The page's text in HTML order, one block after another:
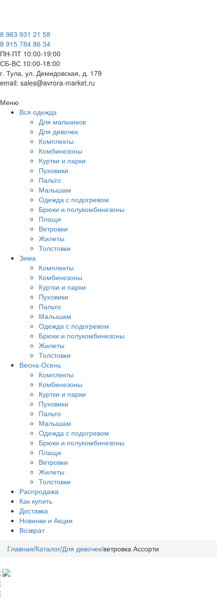
8 963 931 21 58
8 915 784 86 34
ПН-ПТ 10:00-19:00
СБ-ВС 10:00-18:00
г. Тула, ул. Демидовская, д. 179
email: sales@avrora-market.ru
Меню
Вся одежда
Для мальчиков
Для девочек
Комплекты
Комбинезоны
Куртки и парки
Пуховики
Пальто
Малышам
Одежда с подогревом
Брюки и полукомбинезоны
Плащи
Ветровки
Жилеты
Толстовки
Зима
Комплекты
Комбинезоны
Куртки и парки
Пуховики
Пальто
Малышам
Одежда с подогревом
Брюки и полукомбинезоны
Жилеты
Толстовки
Весна-Осень
Комплекты
Комбинезоны
Куртки и парки
Пуховики
Пальто
Малышам
Одежда с подогревом
Брюки и полукомбинезоны
Плащи
Ветровки
Жилеты
Толстовки
Распродажа
Как купить
Доставка
Новинки и Акции
Возврат
Главная/Каталог/Для девочек/ветровка Ассорти